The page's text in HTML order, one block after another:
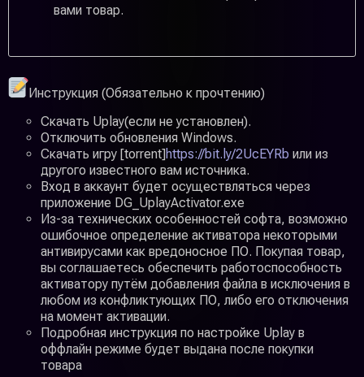
вами товар.
Инструкция (Обязательно к прочтению)
Скачать Uplay(если не установлен).
Отключить обновления Windows.
Скачать игру [torrent]https://bit.ly/2UcEYRb или из
другого известного вам источника.
Вход в аккаунт будет осуществляться через
приложение DG_UplayActivator.exe
Из-за технических особенностей софта, возможно
ошибочное определение активатора некоторыми
антивирусами как вредоносное ПО. Покупая товар,
вы соглашаетесь обеспечить работоспособность
активатору путём добавления файла в исключения в
любом из конфликтующих ПО, либо его отключения
на момент активации.
Подробная инструкция по настройке Uplay в
оффлайн режиме будет выдана после покупки
товара